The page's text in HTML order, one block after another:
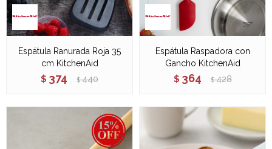
Espátula Ranurada Roja 35
cm KitchenAid
$ 374 $ 440
Espátula Raspadora con
Gancho KitchenAid
$ 364 $ 428